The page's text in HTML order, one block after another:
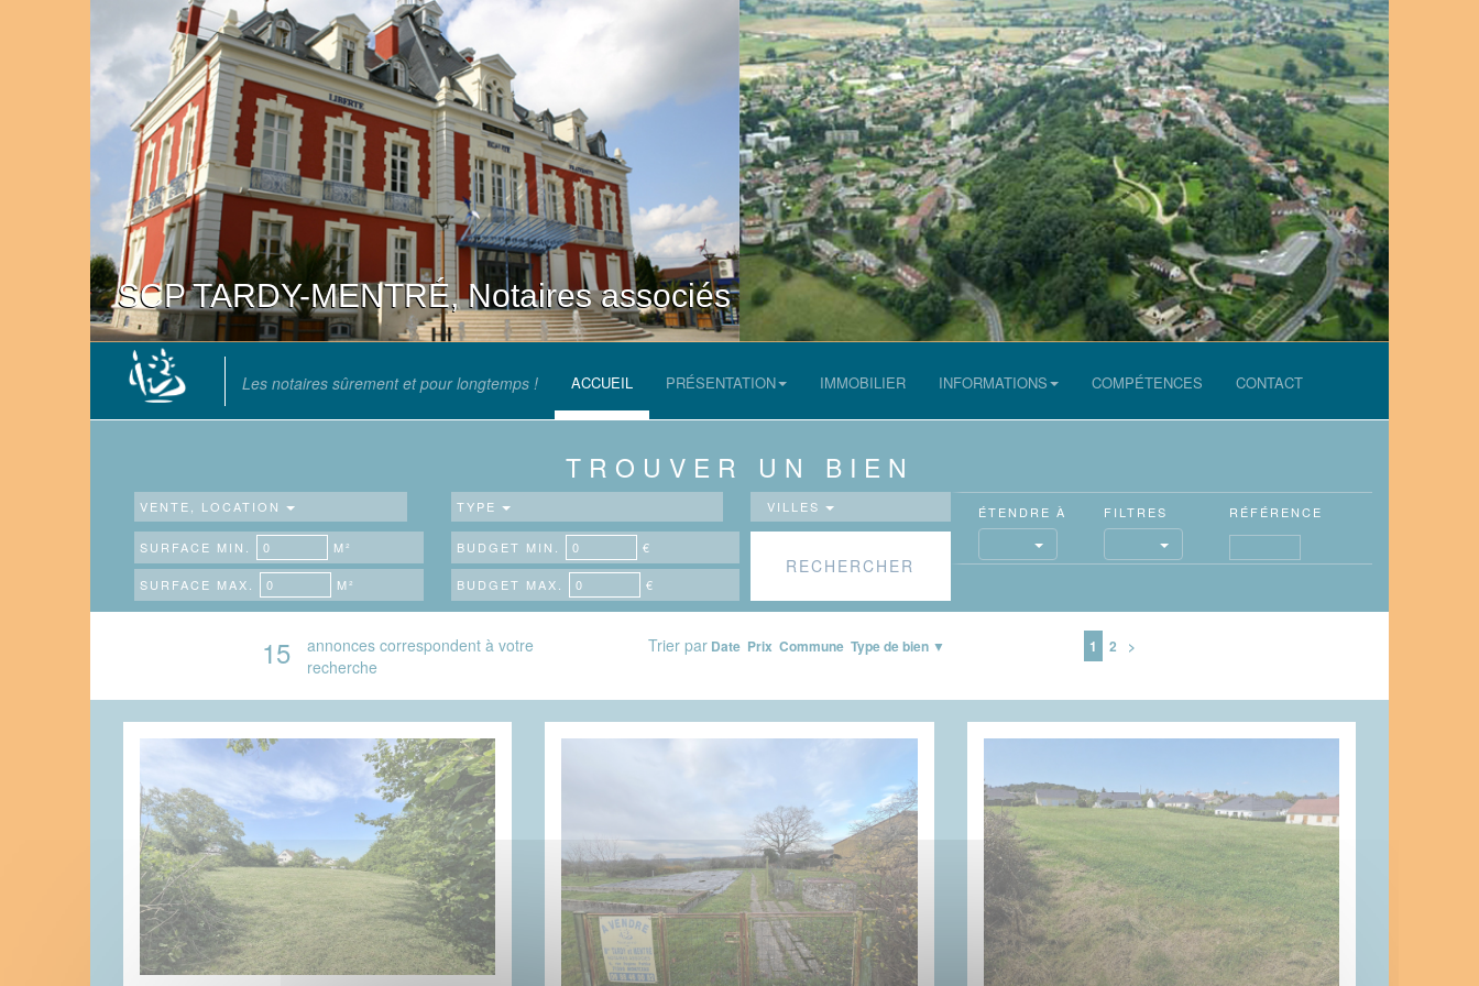
SCP TARDY-MENTRÉ, Notaires associés
Les notaires sûrement et pour longtemps ! ACCUEIL PRÉSENTATION IMMOBILIER INFORMATIONS COMPÉTENCES CONTACT
TROUVER UN BIEN
VENTE, LOCATION TYPE VILLES ÉTENDRE À FILTRES
RÉFÉRENCE
SURFACE MIN.
M²
SURFACE MAX. M²
BUDGET MIN. €
BUDGET MAX. €
15
annonces correspondent à votre
recherche
Trier par Date Prix Commune Type de bien ▼ 1 2 >